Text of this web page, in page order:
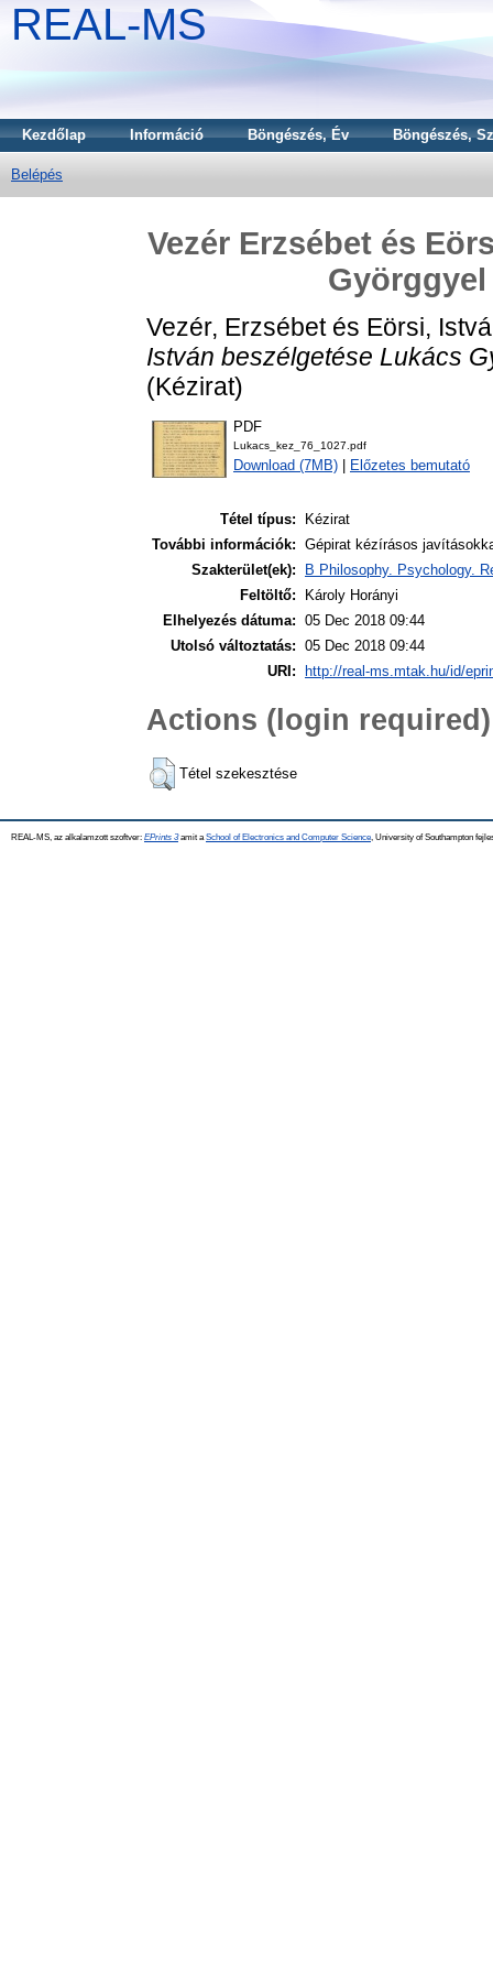
REAL-MS
Kezdőlap Információ Böngészés, Év Böngészés,
Belépés
Vezér Erzsébet és
Györggyel
Vezér, Erzsébetés Eörsi,
István beszélgetése Lukács
(Kézirat)
PDF
Lukacs_kez_76_1027.pdf
Download (7MB) Előzetes bemutató
Tétel típus:
Kézirat
További információk: Gépirat kézírásos
Szakterület(ek):
B Philosophy. Psychology.
Feltöltő:
Károly Horányi
Elhelyezés dátuma: 05 Dec 2018 09:44
Utolsó változtatás: 05 Dec 2018 09:44
URI:
http://real-ms.mtak.hu/id/
Actions (login required)
Tétel szekesztése
REAL-MS, az alkalamzott szoftver: EPrints 3amit a School of Electronics and Computer Science , University of Southampton